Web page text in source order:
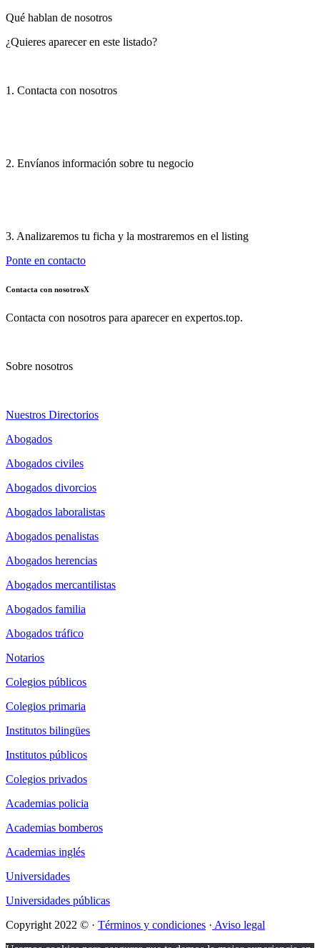
Qué hablan de nosotros
¿Quieres aparecer en este listado?
1. Contacta con nosotros
2. Envíanos información sobre tu negocio
3. Analizaremos tu ficha y la mostraremos en el listing
Ponte en contacto
Contacta con nosotrosX
Contacta con nosotros para aparecer en expertos.top.
Sobre nosotros
Nuestros Directorios
Abogados
Abogados civiles
Abogados divorcios
Abogados laboralistas
Abogados penalistas
Abogados herencias
Abogados mercantilistas
Abogados familia
Abogados tráfico
Notarios
Colegios públicos
Colegios primaria
Institutos bilingües
Institutos públicos
Colegios privados
Academias policia
Academias bomberos
Academias inglés
Universidades
Universidades públicas
Copyright 2022 © · Términos y condiciones · Aviso legal